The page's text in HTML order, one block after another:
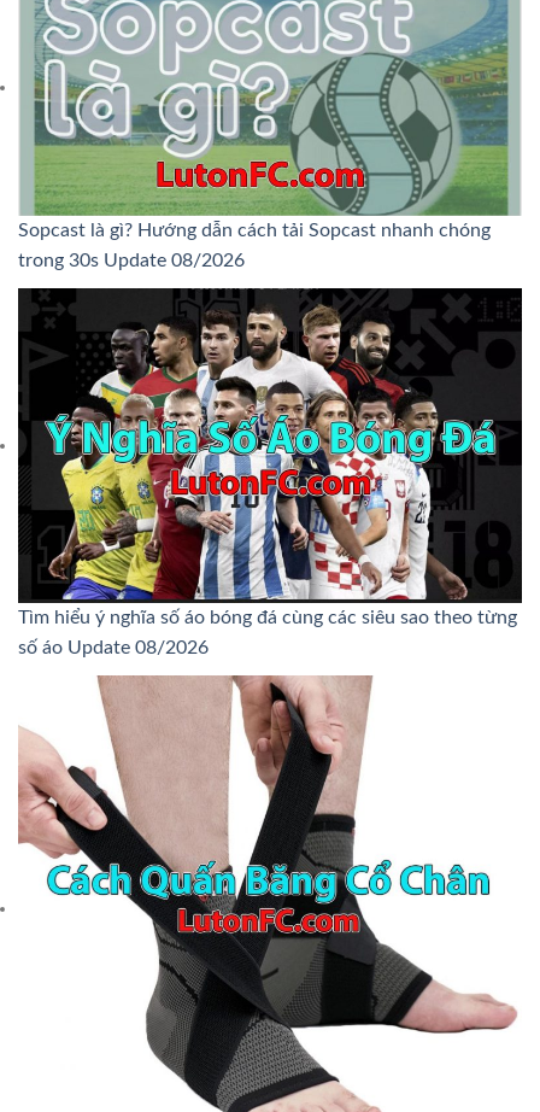
Sopcast là gì? Hướng dẫn cách tải Sopcast nhanh chóng
trong 30s Update 08/2026
Tìm hiểu ý nghĩa số áo bóng đá cùng các siêu sao theo từng
số áo Update 08/2026